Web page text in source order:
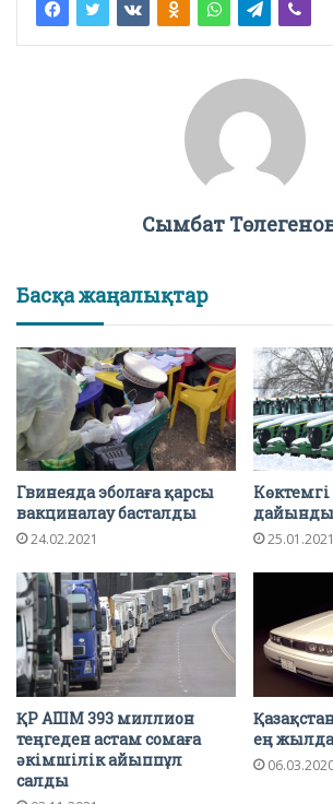
Сымбат
Басқа жаңалықтар
Гвинеяда эболаға қарсы
вакциналау басталды
24.02.2021 25.01.2021
ҚР АШМ 393 миллион
теңгеден астам сомаға
әкімшілік айыппұл
салды
ең